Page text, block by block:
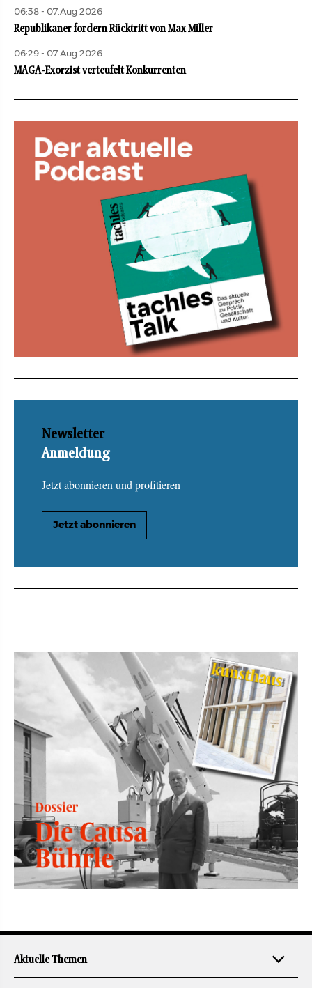
06:38 - 07.Aug 2026
Republikaner fordern Rücktritt von Max Miller
06:29 - 07.Aug 2026
MAGA-Exorzist verteufelt Konkurrenten
Newsletter
Anmeldung
Jetzt abonnieren und profitieren
Jetzt abonnieren
Aktuelle Themen